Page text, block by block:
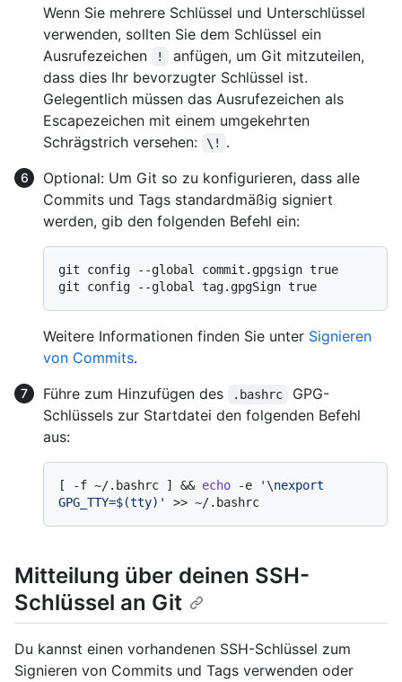
Wenn Sie mehrere Schlüssel und Unterschlüssel
verwenden, sollten Sie dem Schlüssel ein
Ausrufezeichen
!
anfügen, um Git mitzuteilen,
dass dies Ihr bevorzugter Schlüssel ist.
Gelegentlich müssen das Ausrufezeichen als
Escapezeichen mit einem umgekehrten
Schrägstrich versehen:
\!
.
Optional: Um Git so zu konfigurieren, dass alle
Commits und Tags standardmäßig signiert
werden, gib den folgenden Befehl ein:
git config --global commit.gpgsign true
Weitere Informationen finden Sie unter Signieren
von Commits.
Führe zum Hinzufügen des
.bashrc
GPG-
Schlüssels zur Startdatei den folgenden Befehl
aus:
[ -f ~/.bashrc ] && echo -e
'\nexport
GPG_TTY=$(tty)'
Mitteilung über deinen SSH-
Schlüssel an Git
Du kannst einen vorhandenen SSH-Schlüssel zum
Signieren von Commits und Tags verwenden oder